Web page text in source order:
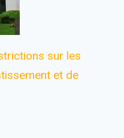
sur les
et de